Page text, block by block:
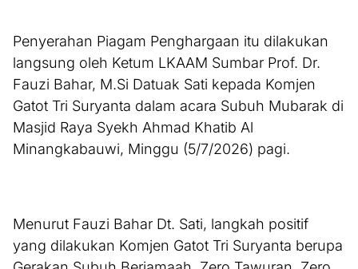
Penyerahan Piagam Penghargaan itu dilakukan
langsung oleh Ketum LKAAM Sumbar Prof. Dr.
Fauzi Bahar, M.Si Datuak Sati kepada Komjen
Gatot Tri Suryanta dalam acara Subuh Mubarak di
Masjid Raya Syekh Ahmad Khatib Al
Minangkabauwi, Minggu (5/7/2026) pagi.
Menurut Fauzi Bahar Dt. Sati, langkah positif
yang dilakukan Komjen Gatot Tri Suryanta berupa